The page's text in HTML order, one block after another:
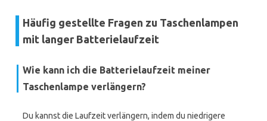
Häufig gestellte Fragen zu Taschenlampen
mit langer Batterielaufzeit
Wie kann ich die Batterielaufzeit meiner
Taschenlampe verlängern?
Du kannst die Laufzeit verlängern, indem du niedrigere